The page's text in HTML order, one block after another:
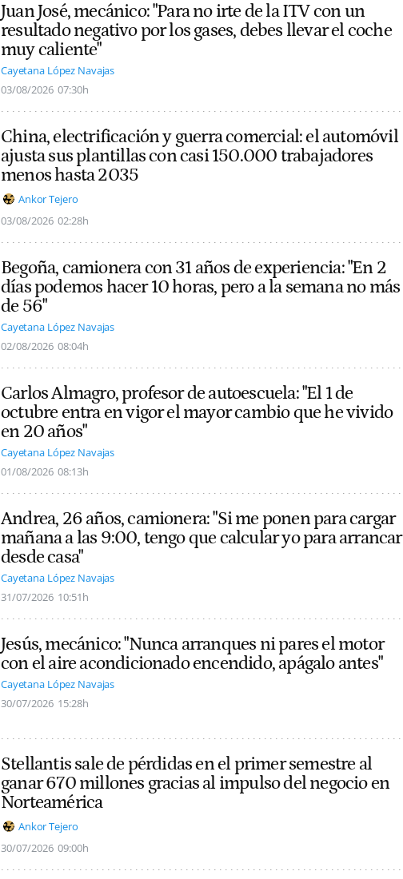
Juan José, mecánico: "Para no irte de la ITV con un
resultado negativo por los gases, debes llevar el coche
muy caliente"
Cayetana López Navajas
03/08/2026 07:30h
China, electrificación y guerra comercial: el automóvil
ajusta sus plantillas con casi 150.000 trabajadores
menos hasta 2035
Ankor Tejero
03/08/2026 02:28h
Begoña, camionera con 31 años de experiencia: "En 2
días podemos hacer 10 horas, pero a la semana no más
de 56"
Cayetana López Navajas
02/08/2026 08:04h
Carlos Almagro, profesor de autoescuela: "El 1 de
octubre entra en vigor el mayor cambio que he vivido
en 20 años"
Cayetana López Navajas
01/08/2026 08:13h
Andrea, 26 años, camionera: "Si me ponen para cargar
mañana a las 9:00, tengo que calcular yo para arrancar
desde casa"
Cayetana López Navajas
31/07/2026 10:51h
Jesús, mecánico: "Nunca arranques ni pares el motor
con el aire acondicionado encendido, apágalo antes"
Cayetana López Navajas
30/07/2026 15:28h
Stellantis sale de pérdidas en el primer semestre al
ganar 670 millones gracias al impulso del negocio en
Norteamérica
Ankor Tejero
30/07/2026 09:00h